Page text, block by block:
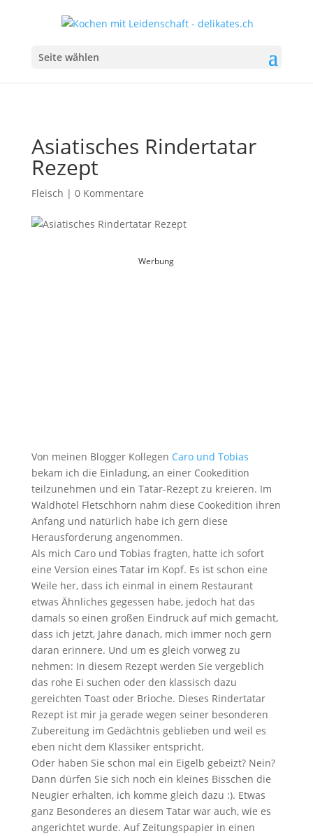
Seite wählen
Asiatisches Rindertatar
Rezept
Fleisch | 0 Kommentare
Werbung
Von meinen Blogger Kollegen Caro und Tobias
bekam ich die Einladung, an einer Cookedition
teilzunehmen und ein Tatar-Rezept zu kreieren. Im
Waldhotel Fletschhorn nahm diese Cookedition ihren
Anfang und natürlich habe ich gern diese
Herausforderung angenommen.
Als mich Caro und Tobias fragten, hatte ich sofort
eine Version eines Tatar im Kopf. Es ist schon eine
Weile her, dass ich einmal in einem Restaurant
etwas Ähnliches gegessen habe, jedoch hat das
damals so einen großen Eindruck auf mich gemacht,
dass ich jetzt, Jahre danach, mich immer noch gern
daran erinnere. Und um es gleich vorweg zu
nehmen: In diesem Rezept werden Sie vergeblich
das rohe Ei suchen oder den klassisch dazu
gereichten Toast oder Brioche. Dieses Rindertatar
Rezept ist mir ja gerade wegen seiner besonderen
Zubereitung im Gedächtnis geblieben und weil es
eben nicht dem Klassiker entspricht.
Oder haben Sie schon mal ein Eigelb gebeizt? Nein?
Dann dürfen Sie sich noch ein kleines Bisschen die
Neugier erhalten, ich komme gleich dazu :). Etwas
ganz Besonderes an diesem Tatar war auch, wie es
angerichtet wurde. Auf Zeitungspapier in einen